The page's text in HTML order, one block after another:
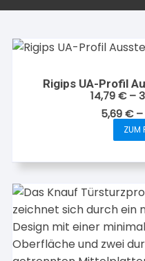
Rigips UA-Profil
14,79€–
5,69€–
ZUM